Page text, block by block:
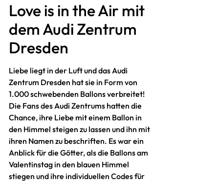
Love is in the Air mit
dem Audi Zentrum
Dresden
Liebe liegt in der Luft und das Audi
Zentrum Dresden hat sie in Form von
1.000 schwebenden Ballons verbreitet!
Die Fans des Audi Zentrums hatten die
Chance, ihre Liebe mit einem Ballon in
den Himmel steigen zu lassen und ihn mit
ihren Namen zu beschriften. Es war ein
Anblick für die Götter, als die Ballons am
Valentinstag in den blauen Himmel
stiegen und ihre individuellen Codes für